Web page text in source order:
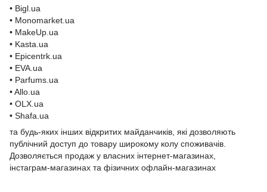
• Bigl.ua
• Monomarket.ua
• MakeUp.ua
• Kasta.ua
• Epicentrk.ua
• EVA.ua
• Parfums.ua
• Allo.ua
• OLX.ua
• Shafa.ua
та будь-яких інших відкритих майданчиків, які дозволяють
публічний доступ до товару широкому колу споживачів.
Дозволяється продаж у власних інтернет-магазинах,
інстаграм-магазинах та фізичних офлайн-магазинах